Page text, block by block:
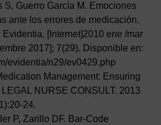
S, Guerro García M. Emociones
ante los errores de medicación.
Evidentia. [Internet]2010 ene /mar
2017]; 7(29). Disponible en:
evidentia/n29/ev0429.php
Management: Ensuring
NURSE CONSULT. 2013
24.
P, Zarillo DF. Bar-Code